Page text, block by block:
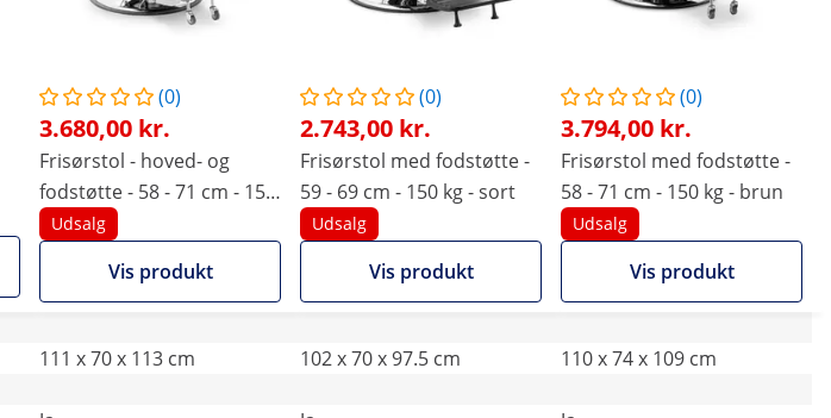
(0)
3.680,00 kr.
Frisørstol - hoved- og
fodstøtte - 58 - 71 cm - 150
kg - hældelig - sort
Udsalg
Vis produkt
(0)
2.743,00 kr.
Frisørstol med fodstøtte -
59 - 69 cm - 150 kg - sort
Udsalg
Vis produkt
(0)
3.794,00 kr.
Frisørstol med fodstøtte -
58 - 71 cm - 150 kg - brun
Udsalg
Vis produkt
111 x 70 x 113 cm 102 x 70 x 97.5 cm
110 x 74 x 109 cm